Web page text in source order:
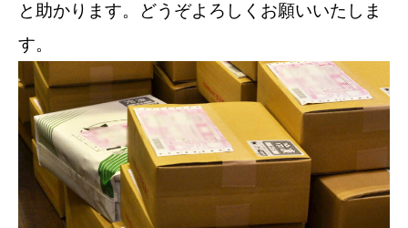
と助かります。どうぞよろしくお願いいたしま
す。